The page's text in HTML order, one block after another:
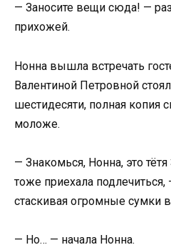
— Заносите вещи сюда! —
прихожей.
Нонна вышла встречать
Валентиной Петровной
шестидесяти, полная копия
моложе.
— Знакомься, Нонна, это
тоже приехала подлечиться,
стаскивая огромные сумки
— Но… — начала Нонна.